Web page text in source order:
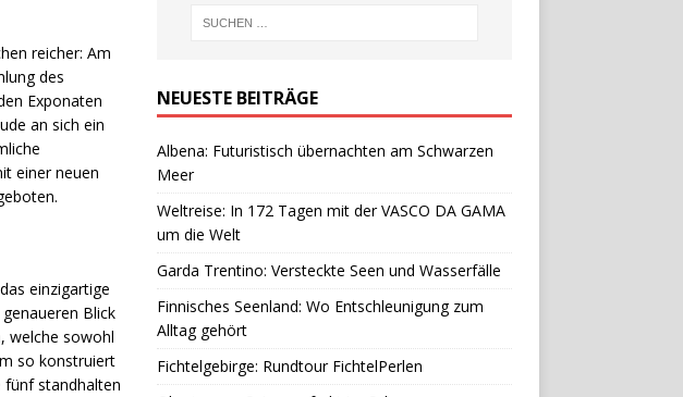
reicher: Am
des
Exponaten
an sich ein
einer neuen
einzigartige
Blick
welche sowohl
so konstruiert
fünf standhalten
NEUESTE BEITRÄGE
Albena: Futuristisch übernachten am Schwarzen
Meer
Weltreise: In 172 Tagen mit der VASCO DA GAMA
um die Welt
Garda Trentino: Versteckte Seen und Wasserfälle
Finnisches Seenland: Wo Entschleunigung zum
Alltag gehört
Fichtelgebirge: Rundtour FichtelPerlen